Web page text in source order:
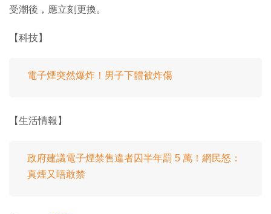
受潮後，應立刻更換。
【科技】
電子煙突然爆炸！男子下體被炸傷
【生活情報】
政府建議電子煙禁售違者囚半年罰 5 萬！網民怒：
真煙又唔敢禁